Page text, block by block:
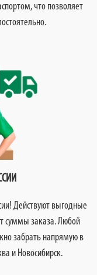
что позволяет
Действуют выгодные
суммы заказа. Любой
забрать напрямую в
и Новосибирск.